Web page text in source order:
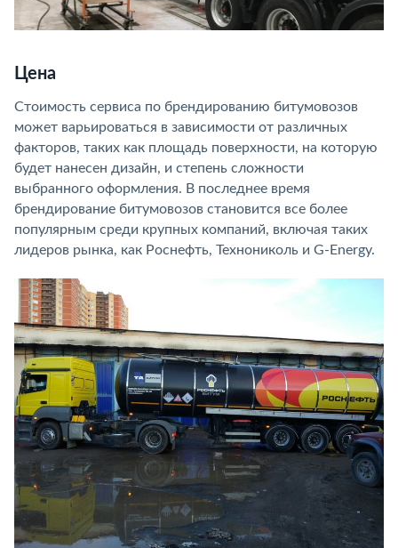
Цена
Стоимость сервиса по брендированию битумовозов
может варьироваться в зависимости от различных
факторов, таких как площадь поверхности, на которую
будет нанесен дизайн, и степень сложности
выбранного оформления. В последнее время
брендирование битумовозов становится все более
популярным среди крупных компаний, включая таких
лидеров рынка, как Роснефть, Технониколь и G-Energy.